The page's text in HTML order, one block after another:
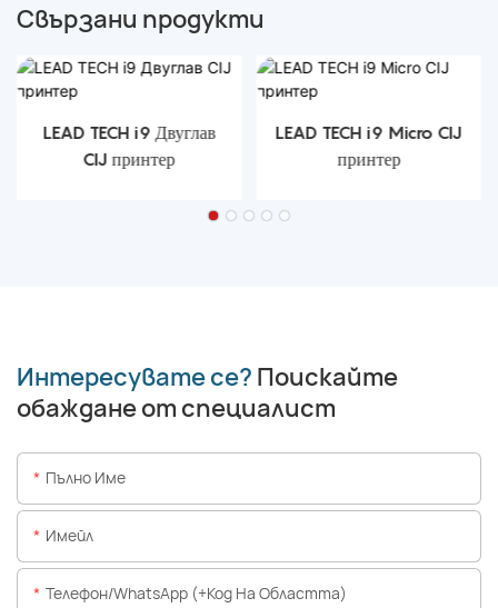
Свързани продукти
LEAD TECH i9 Двуглав
CIJ принтер
LEAD TECH i9 Micro CIJ
принтер
Интересувате се? Поискайте
обаждане от специалист
Пълно Име
Имейл
Телефон/WhatsApp (+Код На Областта)